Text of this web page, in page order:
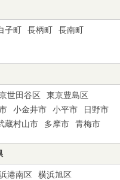
子町 長柄町
長南町
世田谷区
東京豊島区
小金井市 小平市
日野市
蔵村山市 多摩市 青梅市
港南区
横浜旭区